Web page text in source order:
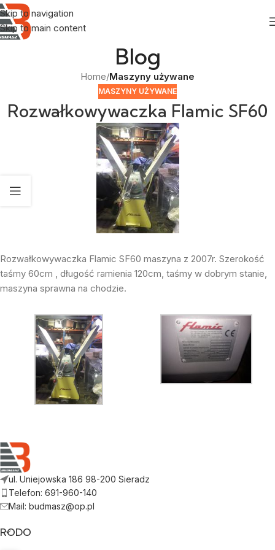
Skip to navigation
Skip to main content
Blog
Home/Maszyny używane
MASZYNY UŻYWANE
Rozwałkowywaczka Flamic SF60
Rozwałkowywaczka Flamic SF60 maszyna z 2007r. Szerokość
taśmy 60cm , długość ramienia 120cm, taśmy w dobrym stanie,
maszyna sprawna na chodzie.
ul. Uniejowska 186 98-200 Sieradz
Telefon: 691-960-140
Mail: budmasz@op.pl
RODO